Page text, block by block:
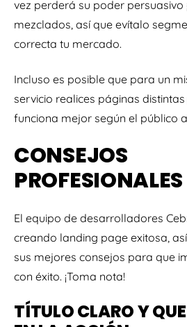
vez perderá su poder
mezclados, así que evítalo
correcta tu mercado.
Incluso es posible que para un
servicio realices páginas
funciona mejor según el público
CONSEJOS
PROFESIONALES
El equipo de desarrolladores
creando landing page exitosa,
sus mejores consejos para que
con éxito. ¡Toma nota!
TÍTULO CLARO Y